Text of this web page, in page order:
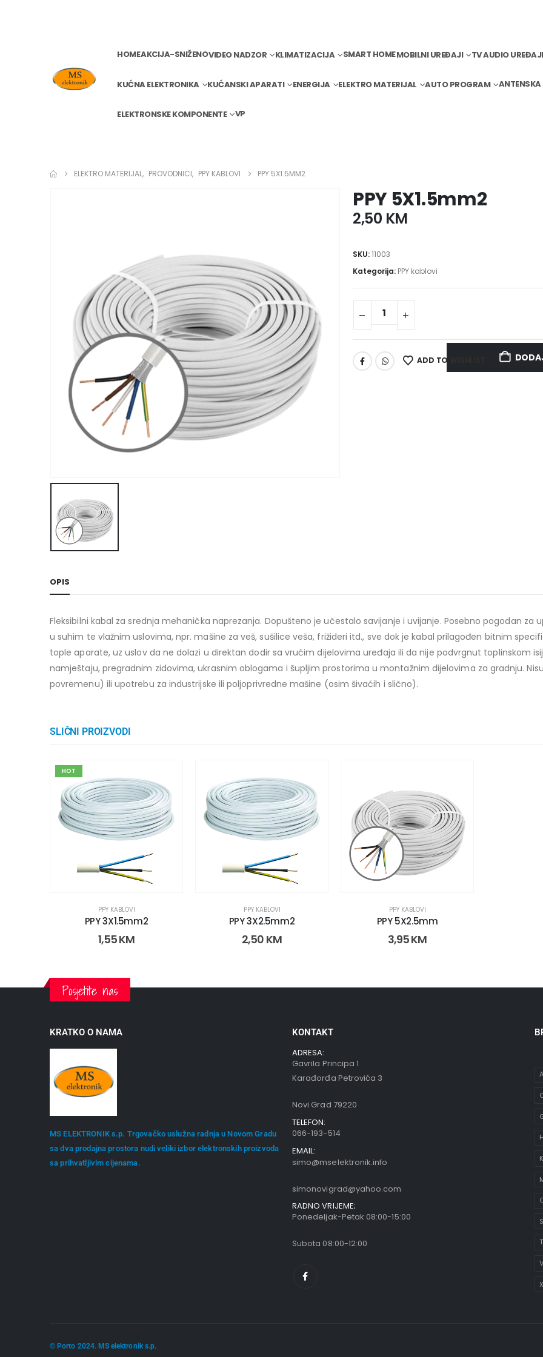
HOMEAKCIJA-SNIŽENOVIDEO NADZOR KLIMATIZACIJA SMART HOMEMOBILNI UREĐAJI TV AUDIO UREĐAJI
KUĆNA ELEKTRONIKA KUĆANSKI APARATI ENERGIJA ELEKTRO MATERIJAL AUTO PROGRAM ANTENSKA
ELEKTRONSKE KOMPONENTE VP
ELEKTRO MATERIJAL, PROVODNICI, PPY KABLOVI PPY 5X1.5MM2
PPY 5X1.5mm2
2,50 KM
SKU:11003
Kategorija: PPY kablovi
ADD TO WISHLIST
OPIS
Fleksibilni kabal za srednja mehanička naprezanja. Dopušteno je učestalo savijanje i uvijanje. Posebno pogodan
u suhim te vlažnim uslovima, npr. mašine za veš, sušilice veša, frižideri itd., sve dok je kabal prilagođen bitnim
tople aparate, uz uslov da ne dolazi u direktan dodir sa vrućim dijelovima uređaja ili da nije podvrgnut toplinskom
namještaju, pregradnim zidovima, ukrasnim oblogama i šupljim prostorima u montažnim dijelovima za gradnju.
povremenu) ili upotrebu za industrijske ili poljoprivredne mašine (osim šivaćih i slično).
SLIČNI PROIZVODI
HOT
PPY KABLOVI
PPY 3X1.5mm2
1,55KM
PPY KABLOVI
PPY 3X2.5mm2
2,50 KM
PPY KABLOVI
PPY 5X2.5mm
3,95KM
Posjetite nas
KRATKO O NAMA
MS ELEKTRONIK s.p. Trgovačko uslužna radnja u Novom Gradu
sa dva prodajna prostora nudi veliki izbor elektronskih proizvoda
sa prihvatljivim cijenama.
KONTAKT
ADRESA:
Gavrila Principa 1
Karađorđa Petrovića 3
Novi Grad 79220
TELEFON:
066-193-514
EMAIL:
simo@mselektronik.info
simonovigrad@yahoo.com
RADNO VRIJEME;
Ponedeljak-Petak 08:00-15:00
Subota 08:00-12:00
© Porto 2024. MS elektronik s.p.